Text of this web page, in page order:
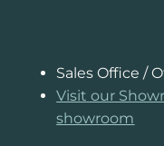
k
Sales Office /
Visit our
showroom